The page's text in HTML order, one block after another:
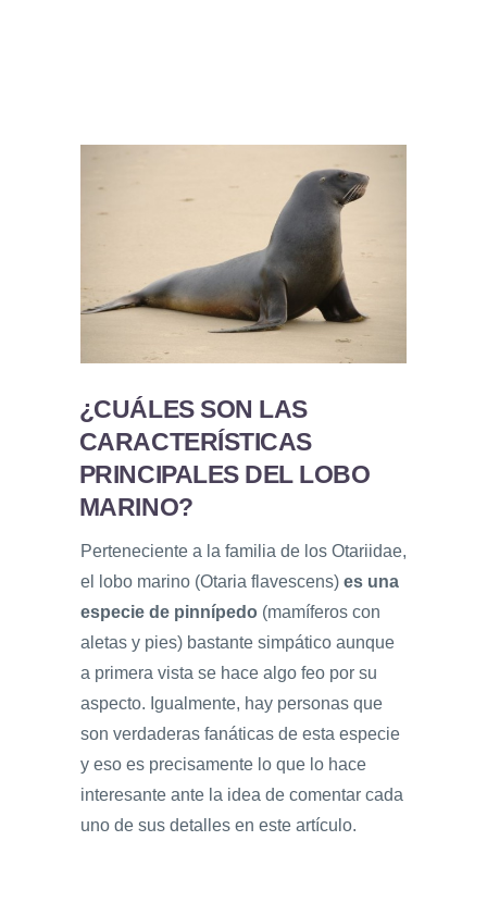
¿CUÁLES SON LAS
CARACTERÍSTICAS
PRINCIPALES DEL LOBO
MARINO?
Perteneciente a la familia de los Otariidae,
el lobo marino (Otaria flavescens) es una
especie de pinnípedo (mamíferos con
aletas y pies) bastante simpático aunque
a primera vista se hace algo feo por su
aspecto. Igualmente, hay personas que
son verdaderas fanáticas de esta especie
y eso es precisamente lo que lo hace
interesante ante la idea de comentar cada
uno de sus detalles en este artículo.